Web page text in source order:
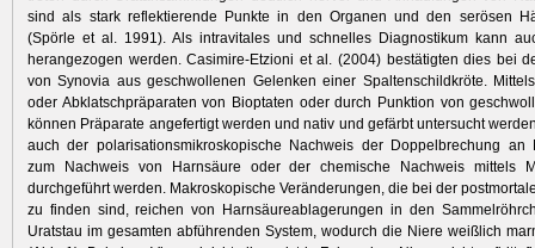
sind als stark reflektierende Punkte in den Organen und den serösen
(Spörle et al. 1991). Als intravitales und schnelles Diagnostikum kann
herangezogen werden. Casimire-Etzioni et al. (2004) bestätigten dies bei
von Synovia aus geschwollenen Gelenken einer Spaltenschildkröte.
oder Abklatschpräparaten von Bioptaten oder durch Punktion von
können Präparate angefertigt werden und nativ und gefärbt untersucht
auch der polarisationsmikroskopische Nachweis der Doppelbrechung an
zum Nachweis von Harnsäure oder der chemische Nachweis mittels
durchgeführt werden. Makroskopische Veränderungen, die bei der
zu finden sind, reichen von Harnsäureablagerungen in den
Uratstau im gesamten abführenden System, wodurch die Niere weißlich